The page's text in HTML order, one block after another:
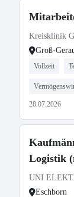
Kreisklinik
Groß-
Vollzeit
28.07.2026
Logistik
UNI
Eschborn